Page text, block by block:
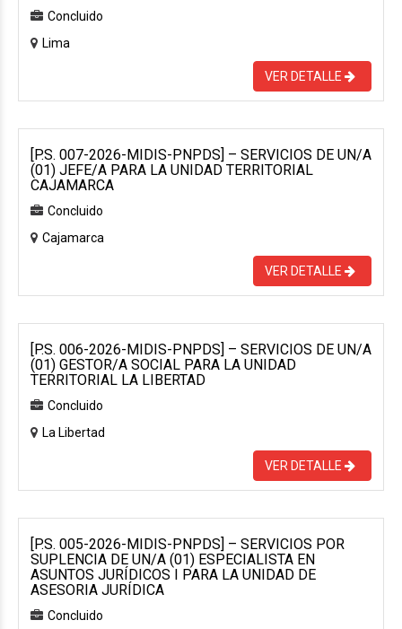
Concluido
Lima
VER DETALLE
[P.S. 007-2026-MIDIS-PNPDS] – SERVICIOS DE UN/A
(01) JEFE/A PARA LA UNIDAD TERRITORIAL
CAJAMARCA
Concluido
Cajamarca
VER DETALLE
[P.S. 006-2026-MIDIS-PNPDS] – SERVICIOS DE UN/A
(01) GESTOR/A SOCIAL PARA LA UNIDAD
TERRITORIAL LA LIBERTAD
Concluido
La Libertad
VER DETALLE
[P.S. 005-2026-MIDIS-PNPDS] – SERVICIOS POR
SUPLENCIA DE UN/A (01) ESPECIALISTA EN
ASUNTOS JURÍDICOS I PARA LA UNIDAD DE
ASESORIA JURÍDICA
Concluido